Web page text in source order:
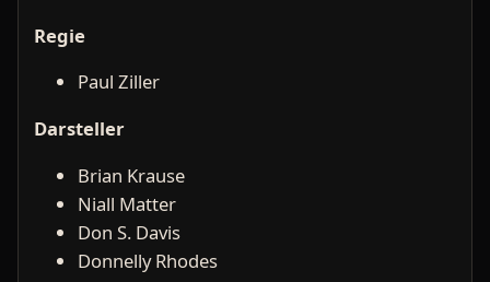
Regie
Paul Ziller
Darsteller
Brian Krause
Niall Matter
Don S. Davis
Donnelly Rhodes